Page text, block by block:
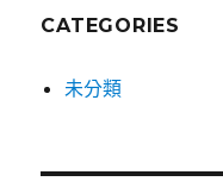
CATEGORIES
未分類